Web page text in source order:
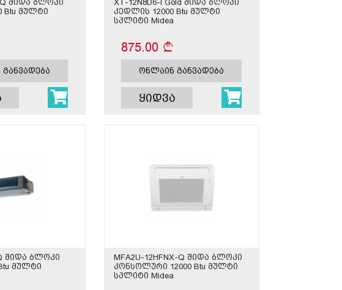
Q შიდა ბლოკი
Btu მულტი
XT-12N8D6-I Gold შიდა ბლოკი
კედლის 12000 Btu მულტი
სპლიტი Midea
875.00
ონლაინ განვადება
ყიდვა
შიდა ბლოკი
მულტი
MFA2U-12HFNX-Q შიდა ბლოკი
კონსოლური 12000 Btu მულტი
სპლიტი Midea